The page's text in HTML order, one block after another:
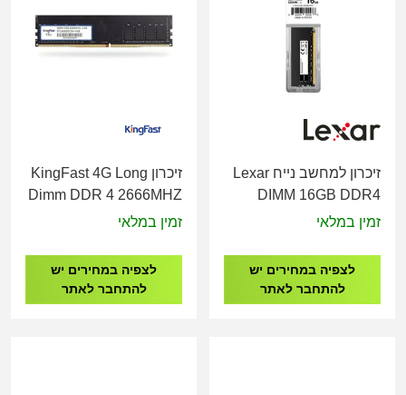
זיכרון למחשב נייח Lexar
DIMM 16GB DDR4
3200Mhz 288pin 1.2V
זמין במלאי
לצפיה במחירים יש
להתחבר לאתר
זיכרון KingFast 4G Long
Dimm DDR 4 2666MHZ
1.2V
זמין במלאי
לצפיה במחירים יש
להתחבר לאתר